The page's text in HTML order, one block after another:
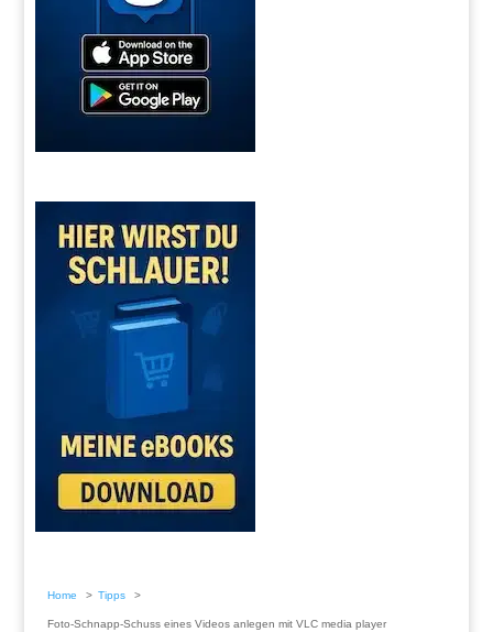
Home Tipps
Foto-Schnapp-Schuss eines Videos anlegen mit VLC media player